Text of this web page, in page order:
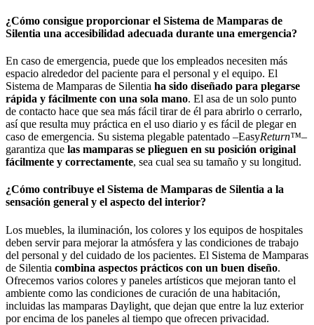
¿Cómo consigue proporcionar el Sistema de Mamparas de
Silentia una accesibilidad adecuada durante una emergencia?
En caso de emergencia, puede que los empleados necesiten más
espacio alrededor del paciente para el personal y el equipo. El
Sistema de Mamparas de Silentia ha sido diseñado para plegarse
rápida y fácilmente con una sola mano. El asa de un solo punto
de contacto hace que sea más fácil tirar de él para abrirlo o cerrarlo,
así que resulta muy práctica en el uso diario y es fácil de plegar en
caso de emergencia. Su sistema plegable patentado –EasyReturn™–
garantiza que las mamparas se plieguen en su posición original
fácilmente y correctamente, sea cual sea su tamaño y su longitud.
¿Cómo contribuye el Sistema de Mamparas de Silentia a la
sensación general y el aspecto del interior?
Los muebles, la iluminación, los colores y los equipos de hospitales
deben servir para mejorar la atmósfera y las condiciones de trabajo
del personal y del cuidado de los pacientes. El Sistema de Mamparas
de Silentia combina aspectos prácticos con un buen diseño.
Ofrecemos varios colores y paneles artísticos que mejoran tanto el
ambiente como las condiciones de curación de una habitación,
incluidas las mamparas Daylight, que dejan que entre la luz exterior
por encima de los paneles al tiempo que ofrecen privacidad.